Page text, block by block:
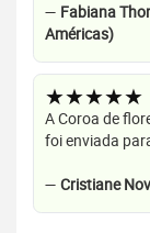
— Fabiana
Américas)
★★★★★
A Coroa de
foi enviada
— Cristiane